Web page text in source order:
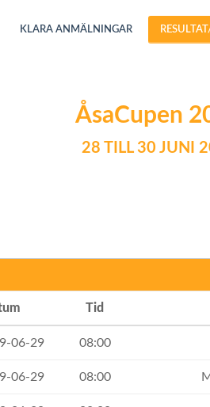
KLARA ANMÄLNINGAR
ÅsaCupen
28 TILL 30 JUNI
Tid
06-29 08:00
06-29 08:00